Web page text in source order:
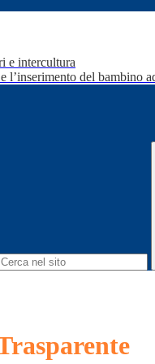
e intercultura
l’inserimento del bambino